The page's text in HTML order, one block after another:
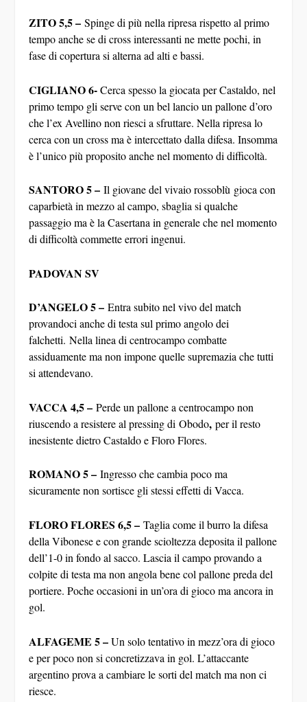
ZITO 5,5 – Spinge di più nella ripresa rispetto al primo
tempo anche se di cross interessanti ne mette pochi, in
fase di copertura si alterna ad alti e bassi.
CIGLIANO 6- Cerca spesso la giocata per Castaldo, nel
primo tempo gli serve con un bel lancio un pallone d’oro
che l’ex Avellino non riesci a sfruttare. Nella ripresa lo
cerca con un cross ma è intercettato dalla difesa. Insomma
è l’unico più proposito anche nel momento di difficoltà.
SANTORO 5 –
Il giovane del vivaio rossoblù gioca con
caparbietà in mezzo al campo, sbaglia si qualche
passaggio ma è la Casertana in generale che nel momento
di difficoltà commette errori ingenui.
PADOVAN SV
D’ANGELO 5 –Entra subito nel vivo del match
provandoci anche di testa sul primo angolo dei
falchetti. Nella linea di centrocampo combatte
assiduamente ma non impone quelle supremazia che tutti
si attendevano.
VACCA 4,5 –
Perde un pallone a centrocampo non
riuscendo a resistere al pressing di Obodo
per il resto
inesistente dietro Castaldo e Floro Flores.
ROMANO 5 –Ingresso che cambia poco ma
sicuramente non sortisce gli stessi effetti di Vacca.
FLORO FLORES 6,5 –Taglia come il burro la difesa
della Vibonese e con grande scioltezza deposita il pallone
dell’1-0 in fondo al sacco. Lascia il campo provando a
colpite di testa ma non angola bene col pallone preda del
portiere. Poche occasioni in un’ora di gioco ma ancora in
gol.
ALFAGEME 5 –Un solo tentativo in mezz’ora di gioco
e per poco non si concretizzava in gol. L’attaccante
argentino prova a cambiare le sorti del match ma non ci
riesce.